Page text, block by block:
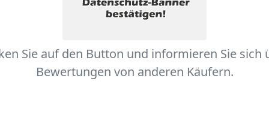
Sie auf den Button und informieren Sie sich
Bewertungen von anderen Käufern.